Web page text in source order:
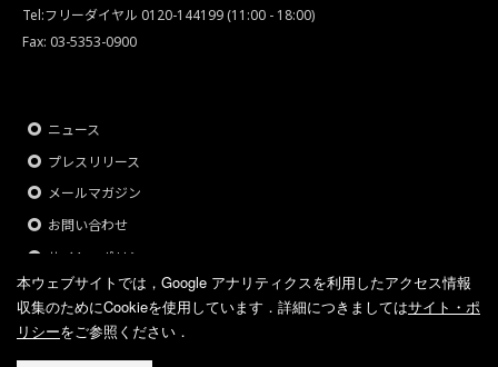
Tel:フリーダイヤル 0120-144199 (11:00 - 18:00)
Fax: 03-5353-0900
ニュース
プレスリリース
メールマガジン
お問い合わせ
サイト・ポリシー
本ウェブサイトでは，Google アナリティクスを利用したアクセス情報
収集のためにCookieを使用しています． 詳細につきましてはサイト・ポ
リシーをご参照ください．